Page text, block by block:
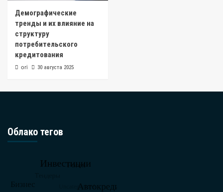
Демографические
тренды и их влияние на
структуру
потребительского
кредитования
ori 30 августа 2025
Облако тегов